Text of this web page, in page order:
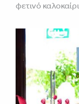
φετινό καλοκαίρι